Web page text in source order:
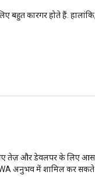
कारगर होते हैं.
तेज़ और डेवलपर के लिए
अनुभव में शामिल कर